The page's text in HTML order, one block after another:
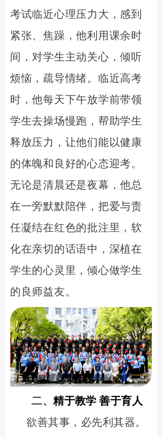
考试临近心理压力大，感到
紧张、焦躁，他利用课余时
间，对学生主动关心，倾听
烦恼，疏导情绪。临近高考
时，他每天下午放学前带领
学生去操场慢跑，帮助学生
释放压力，让他们能以健康
的体魄和良好的心态迎考。
无论是清晨还是夜幕，他总
在一旁默默陪伴，把爱与责
任凝结在红色的批注里，软
化在亲切的话语中，深植在
学生的心灵里，倾心做学生
的良师益友。
二、精于教学 善于育人
欲善其事，必先利其器。